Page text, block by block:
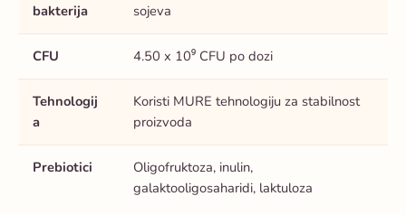
bakterija
sojeva
CFU 4.50 x 10⁹ CFU po dozi
Tehnologij
a
Koristi MURE tehnologiju za stabilnost
proizvoda
Prebiotici
Oligofruktoza, inulin,
galaktooligosaharidi, laktuloza